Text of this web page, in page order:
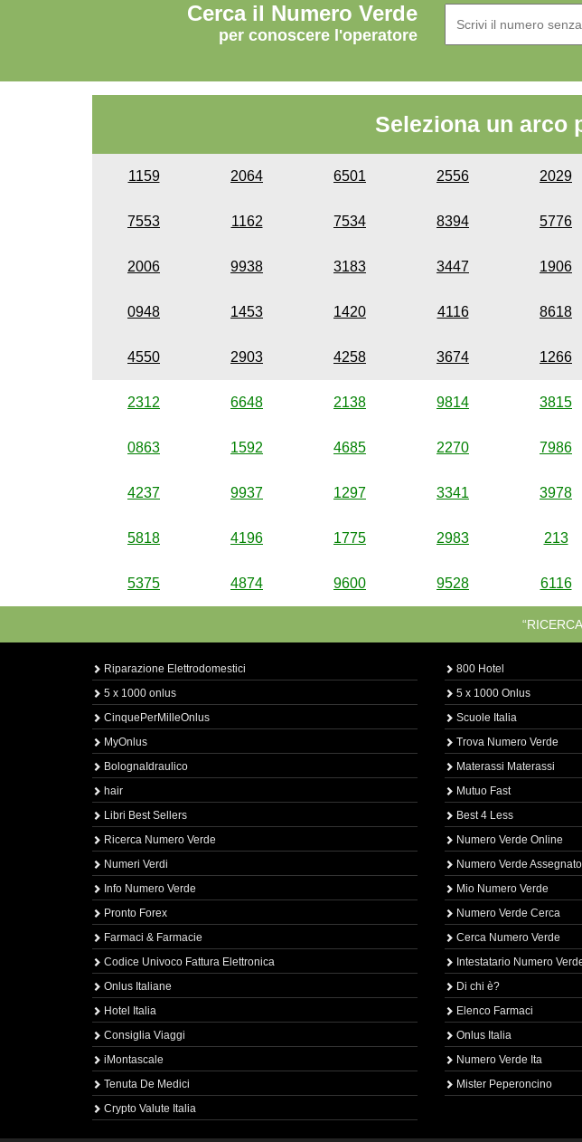
Cerca il Numero Verde
per conoscere l'operatore
Seleziona un arco
1159 2064 6501 2556 2029
7553 1162 7534 8394 5776
2006 9938 3183 3447 1906
0948 1453 1420 4116 8618
4550 2903 4258 3674 1266
2312 6648 2138 9814 3815
0863 1592 4685 2270 7986
4237 9937 1297 3341 3978
5818 4196 1775 2983 213
5375 4874 9600 9528 6116
Riparazione Elettrodomestici
5 x 1000 onlus
CinquePerMilleOnlus
MyOnlus
BolognaIdraulico
hair
Libri Best Sellers
Ricerca Numero Verde
Numeri Verdi
Info Numero Verde
Pronto Forex
Farmaci & Farmacie
Codice Univoco Fattura Elettronica
Onlus Italiane
Hotel Italia
Consiglia Viaggi
iMontascale
Tenuta De Medici
Crypto Valute Italia
800 Hotel
5 x 1000 Onlus
Scuole Italia
Trova Numero Verde
Materassi Materassi
Mutuo Fast
Best 4 Less
Numero Verde Online
Numero Verde Assegnato
Mio Numero Verde
Numero Verde Cerca
Cerca Numero Verde
Intestatario Numero
Di chi è?
Elenco Farmaci
Onlus Italia
Numero Verde Ita
Mister Peperoncino